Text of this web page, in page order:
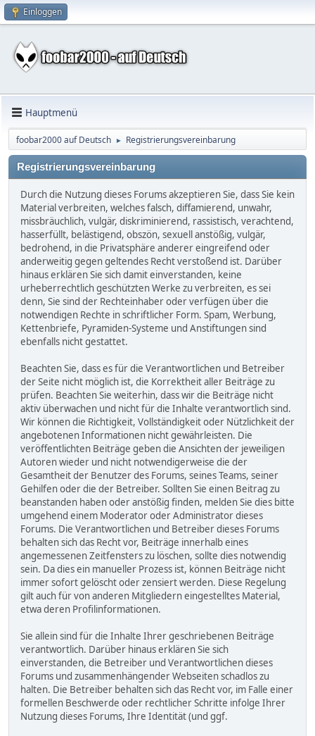
Einloggen
Hauptmenü
foobar2000 auf Deutsch ► Registrierungsvereinbarung
Registrierungsvereinbarung
Durch die Nutzung dieses Forums akzeptieren Sie, dass Sie kein
Material verbreiten, welches falsch, diffamierend, unwahr,
missbräuchlich, vulgär, diskriminierend, rassistisch, verachtend,
hasserfüllt, belästigend, obszön, sexuell anstößig, vulgär,
bedrohend, in die Privatsphäre anderer eingreifend oder
anderweitig gegen geltendes Recht verstoßend ist. Darüber
hinaus erklären Sie sich damit einverstanden, keine
urheberrechtlich geschützten Werke zu verbreiten, es sei
denn, Sie sind der Rechteinhaber oder verfügen über die
notwendigen Rechte in schriftlicher Form. Spam, Werbung,
Kettenbriefe, Pyramiden-Systeme und Anstiftungen sind
ebenfalls nicht gestattet.
Beachten Sie, dass es für die Verantwortlichen und Betreiber
der Seite nicht möglich ist, die Korrektheit aller Beiträge zu
prüfen. Beachten Sie weiterhin, dass wir die Beiträge nicht
aktiv überwachen und nicht für die Inhalte verantwortlich sind.
Wir können die Richtigkeit, Vollständigkeit oder Nützlichkeit der
angebotenen Informationen nicht gewährleisten. Die
veröffentlichten Beiträge geben die Ansichten der jeweiligen
Autoren wieder und nicht notwendigerweise die der
Gesamtheit der Benutzer des Forums, seines Teams, seiner
Gehilfen oder die der Betreiber. Sollten Sie einen Beitrag zu
beanstanden haben oder anstößig finden, melden Sie dies bitte
umgehend einem Moderator oder Administrator dieses
Forums. Die Verantwortlichen und Betreiber dieses Forums
behalten sich das Recht vor, Beiträge innerhalb eines
angemessenen Zeitfensters zu löschen, sollte dies notwendig
sein. Da dies ein manueller Prozess ist, können Beiträge nicht
immer sofort gelöscht oder zensiert werden. Diese Regelung
gilt auch für von anderen Mitgliedern eingestelltes Material,
etwa deren Profilinformationen.
Sie allein sind für die Inhalte Ihrer geschriebenen Beiträge
verantwortlich. Darüber hinaus erklären Sie sich
einverstanden, die Betreiber und Verantwortlichen dieses
Forums und zusammenhängender Webseiten schadlos zu
halten. Die Betreiber behalten sich das Recht vor, im Falle einer
formellen Beschwerde oder rechtlicher Schritte infolge Ihrer
Nutzung dieses Forums, Ihre Identität (und ggf.